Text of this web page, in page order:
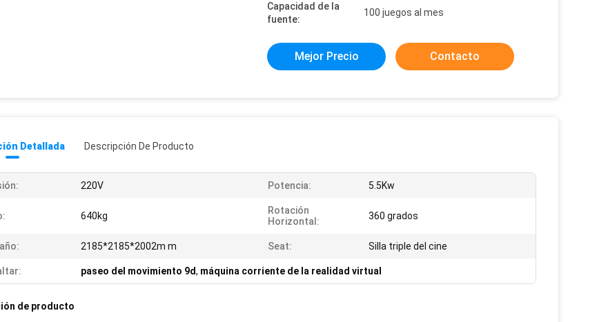
Capacidad de la
fuente:
100 juegos al mes
Mejor Precio Contacto
Detallada Descripción De Producto
220V Potencia: 5.5Kw
640kg
Rotación
Horizontal:
360 grados
2185*2185*2002m m Seat: Silla triple del cine
paseo del movimiento 9d, máquina corriente de la realidad virtual
de producto